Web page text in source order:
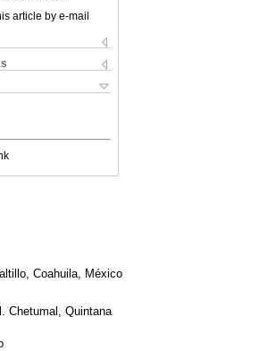
article by e-mail
Coahuila, México
Chetumal, Quintana